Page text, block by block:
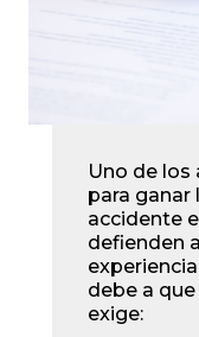
Uno de
para ganar
accidente
defienden
debe a
exige: